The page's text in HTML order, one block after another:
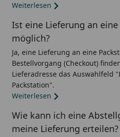
Weiterlesen
Ist eine Lieferung an
möglich?
Ja, eine Lieferung an eine
Bestellvorgang (Checkout)
Lieferadresse das Auswahlfeld
Packstation".
Weiterlesen
Wie kann ich eine
meine Lieferung erteilen?